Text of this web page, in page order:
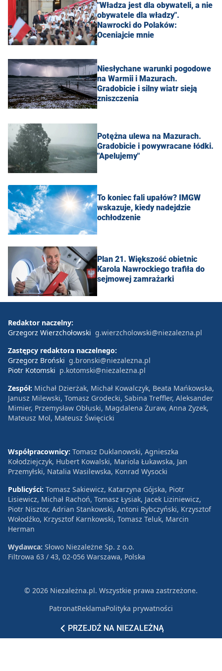
"Władza jest dla obywateli, a nie
obywatele dla władzy".
Nawrocki do Polaków:
Oceniajcie mnie
Niesłychane warunki pogodowe
na Warmii i Mazurach.
Gradobicie i silny wiatr sieją
zniszczenia
Potężna ulewa na Mazurach.
Gradobicie i powywracane łódki.
"Apelujemy"
To koniec fali upałów? IMGW
wskazuje, kiedy nadejdzie
ochłodzenie
Plan 21. Większość obietnic
Karola Nawrockiego trafiła do
sejmowej zamrażarki
PRZEJDŹ NA NIEZALEŻNĄ
Redaktor naczelny:
Grzegorz Wierzchołowski g.wierzcholowski@niezalezna.pl
Zastępcy redaktora naczelnego:
Grzegorz Broński g.bronski@niezalezna.pl
Piotr Kotomski p.kotomski@niezalezna.pl
Zespół: Michał Dzierżak, Michał Kowalczyk, Beata Mańkowska,
Janusz Milewski, Tomasz Grodecki, Sabina Treffler, Aleksander
Mimier, Przemysław Obłuski, Magdalena Żuraw, Anna Zyzek,
Mateusz Mol, Mateusz Święcicki
Współpracownicy: Tomasz Duklanowski, Agnieszka
Kołodziejczyk, Hubert Kowalski, Mariola Łukawska, Jan
Przemyłski, Natalia Wasilewska, Konrad Wysocki
Publicyści: Tomasz Sakiewicz, Katarzyna Gójska, Piotr
Lisiewicz, Michał Rachoń, Tomasz Łysiak, Jacek Liziniewicz,
Piotr Nisztor, Adrian Stankowski, Antoni Rybczyński, Krzysztof
Wołodźko, Krzysztof Karnkowski, Tomasz Teluk, Marcin
Herman
Wydawca: Słowo Niezależne Sp. z o.o.
Filtrowa 63 / 43, 02-056 Warszawa, Polska
© 2026 Niezależna.pl. Wszystkie prawa zastrzeżone.
PatronatReklamaPolityka prywatności